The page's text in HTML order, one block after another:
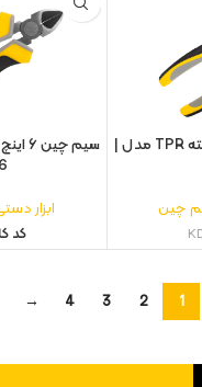
سیم چین ۷ اینچ هگزا دسته TPR مدل |
چین
ابزار
کد
1
2
3
4
→